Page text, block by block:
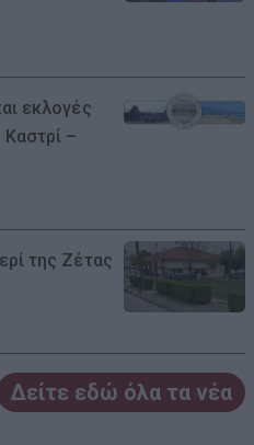
εκλογές
–
της Ζέτας
Δείτε εδώ όλα τα νέα